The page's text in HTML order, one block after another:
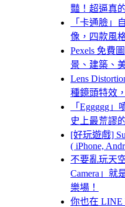
豔！超逼真
「卡通臉」
像，四款風
Pexels 免費
景、建築、
Lens
種鏡頭特效
「Eggggg
史上最荒謬
[好玩遊戲]
( iPhone,
不要亂玩天
Camera」就
樂場！
你也在 LINE